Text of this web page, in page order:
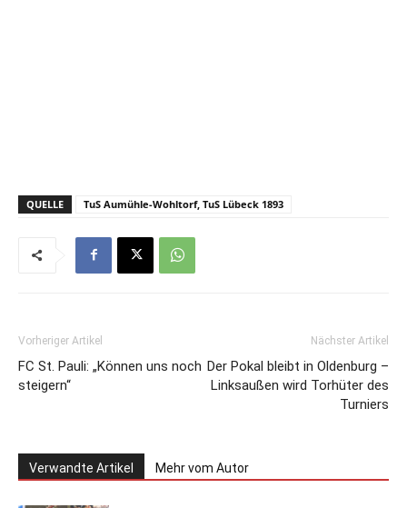
QUELLE TuS Aumühle-Wohltorf, TuS Lübeck 1893
Vorheriger Artikel
FC St. Pauli: „Können uns noch
steigern“
Nächster Artikel
Der Pokal bleibt in Oldenburg –
Linksaußen wird Torhüter des
Turniers
Verwandte Artikel Mehr vom Autor